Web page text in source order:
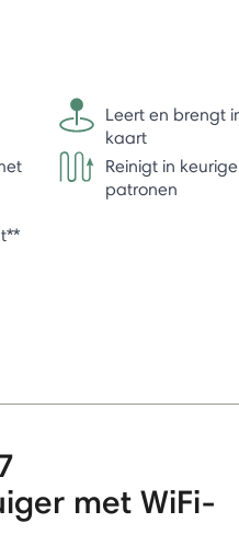
Leert en brengt
kaart
Reinigt in keurige
patronen
met WiFi-